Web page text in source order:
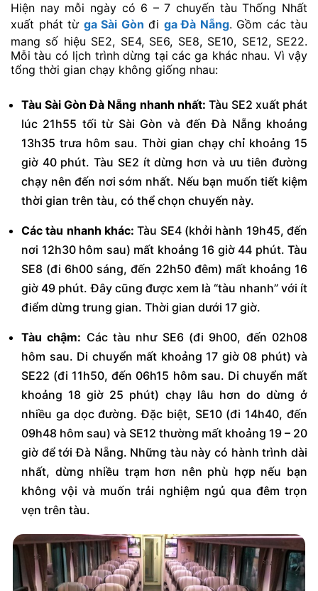
Hiện nay mỗi ngày có 6 – 7 chuyến tàu Thống Nhất
xuất phát từ ga Sài Gòn đi ga Đà Nẵng. Gồm các tàu
mang số hiệu SE2, SE4, SE6, SE8, SE10, SE12, SE22.
Mỗi tàu có lịch trình dừng tại các ga khác nhau. Vì vậy
tổng thời gian chạy không giống nhau:
Tàu Sài Gòn Đà Nẵng nhanh nhất: Tàu SE2 xuất phát
lúc 21h55 tối từ Sài Gòn và đến Đà Nẵng khoảng
13h35 trưa hôm sau. Thời gian chạy chỉ khoảng 15
giờ 40 phút. Tàu SE2 ít dừng hơn và ưu tiên đường
chạy nên đến nơi sớm nhất. Nếu bạn muốn tiết kiệm
thời gian trên tàu, có thể chọn chuyến này.
Các tàu nhanh khác: Tàu SE4 (khởi hành 19h45, đến
nơi 12h30 hôm sau) mất khoảng 16 giờ 44 phút. Tàu
SE8 (đi 6h00 sáng, đến 22h50 đêm) mất khoảng 16
giờ 49 phút. Đây cũng được xem là “tàu nhanh” với ít
điểm dừng trung gian. Thời gian dưới 17 giờ.
Tàu chậm: Các tàu như SE6 (đi 9h00, đến 02h08
hôm sau. Di chuyển mất khoảng 17 giờ 08 phút) và
SE22 (đi 11h50, đến 06h15 hôm sau. Di chuyển mất
khoảng 18 giờ 25 phút) chạy lâu hơn do dừng ở
nhiều ga dọc đường. Đặc biệt, SE10 (đi 14h40, đến
09h48 hôm sau) và SE12 thường mất khoảng 19 – 20
giờ để tới Đà Nẵng. Những tàu này có hành trình dài
nhất, dừng nhiều trạm hơn nên phù hợp nếu bạn
không vội và muốn trải nghiệm ngủ qua đêm trọn
vẹn trên tàu.